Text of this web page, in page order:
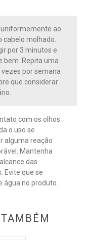
contra queda*.
e pode ser flexível
que é rico em
A cafeína,
também melhora
que transmitirá
inspirado nas
quebra dos fios.
ao
cabelo molhado.
por 3 minutos e
bem. Repita uma
vezes por semana
que considerar
com os olhos.
o uso se
alguma reação
Mantenha
das
Evite que se
água no produto.